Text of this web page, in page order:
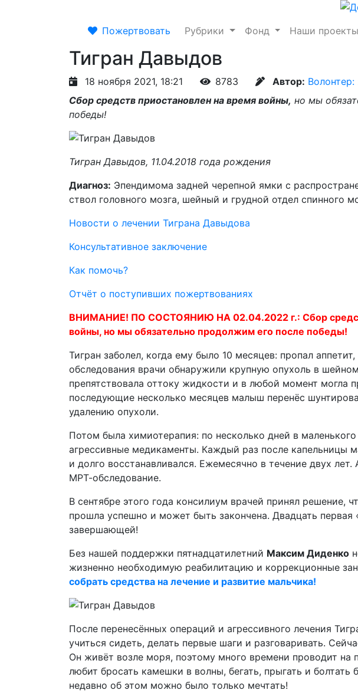
Пожертвовать Рубрики Фонд Наши проекты
Тигран Давыдов
18 ноября 2021, 18:21 8783 Автор:
Сбор средств приостановлен на время войны, но мы
победы!
Тигран Давыдов, 11.04.2018 года рождения
Диагноз: Эпендимома задней черепной ямки с
ствол головного мозга, шейный и грудной отдел спинного
Новости о лечении Тиграна Давыдова
Консультативное заключение
Как помочь?
Отчёт о поступивших пожертвованиях
ВНИМАНИЕ! ПО СОСТОЯНИЮ НА 02.04.2022 г.: Сбор
войны, но мы обязательно продолжим его после победы!
Тигран заболел, когда ему было 10 месяцев: пропал
обследования врачи обнаружили крупную опухоль в
препятствовала оттоку жидкости и в любой момент могла
последующие несколько месяцев малыш перенёс
удалению опухоли.
Потом была химиотерапия: по несколько дней в маленького
агрессивные медикаменты. Каждый раз после капельницы
и долго восстанавливался. Ежемесячно в течение двух
МРТ-обследование.
В сентябре этого года консилиум врачей принял решение,
прошла успешно и может быть закончена. Двадцать первая
завершающей!
Без нашей поддержки пятнадцатилетний Максим Диденко
жизненно необходимую реабилитацию и коррекционные
собрать средства на лечение и развитие мальчика!
После перенесённых операций и агрессивного лечения
учиться сидеть, делать первые шаги и разговаривать.
Он живёт возле моря, поэтому много времени проводит на
любит бросать камешки в волны, бегать, прыгать и болтать
недавно об этом можно было только мечтать!